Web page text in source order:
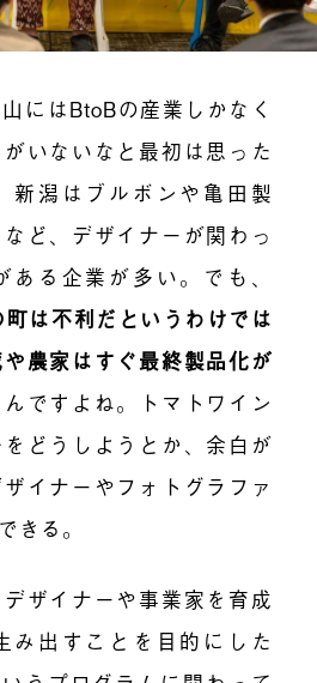
にはBtoBの産業しかなく
いないなと最初は思った
新潟はブルボンや亀田製
ど、デザイナーが関わっ
る企業が多い。でも、
は不利だというわけでは
農家はすぐ最終製品化が
ですよね。トマトワイン
どうしようとか、余白が
イナーやフォトグラファ
きる。
ザイナーや事業家を育成
み出すことを目的にした